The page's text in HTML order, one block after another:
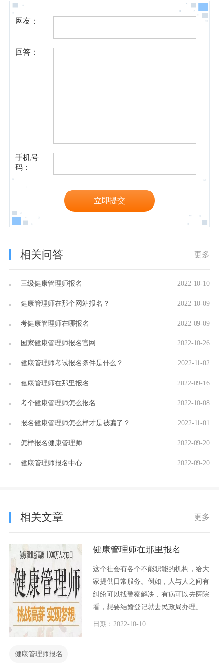
网友：
回答：
手机号
码：
立即提交
相关问答 更多
三级健康管理师报名 2022-10-10
健康管理师在那个网站报名？ 2022-10-09
考健康管理师在哪报名 2022-09-09
国家健康管理师报名官网 2022-10-26
健康管理师考试报名条件是什么？ 2022-11-02
健康管理师在那里报名 2022-09-16
考个健康管理师怎么报名 2022-10-08
报名健康管理师怎么样才是被骗了？ 2022-11-01
怎样报名健康管理师 2022-09-20
健康管理师报名中心 2022-09-20
相关文章 更多
健康管理师在那里报名
这个社会有各个不能职能的机构，给大
家提供日常服务。例如，人与人之间有
纠纷可以找警察解决，有病可以去医院
看，想要结婚登记就去民政局办理。健
康管理报名也一样，也有一个负责健康
日期：2022-10-10
健康管理师报名